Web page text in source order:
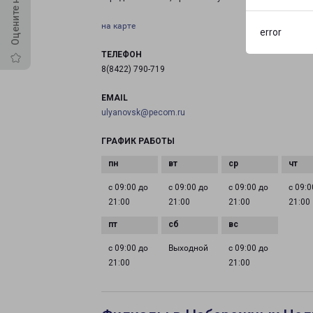
error
на карте
ТЕЛЕФОН
8(8422) 790-719
EMAIL
ulyanovsk@pecom.ru
ГРАФИК РАБОТЫ
с 09:00 до
21:00
с 09:00 до
21:00
с 09:00 до
21:00
с
21:00
с 09:00 до
21:00
Выходной
с 09:00 до
21:00